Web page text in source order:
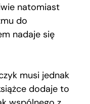
natomiast
do
nadaje się
musi jednak
dodaje to